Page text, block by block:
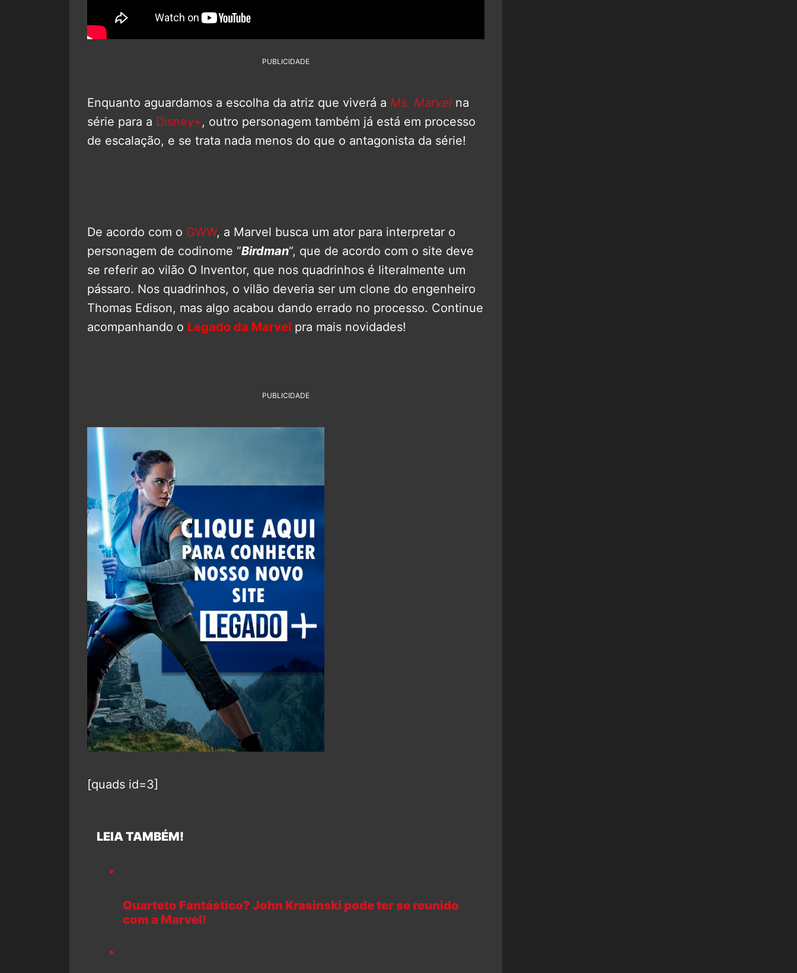
PUBLICIDADE
Enquanto aguardamos a escolha da atriz que viverá a Ms. Marvel na
série para a Disney+, outro personagem também já está em processo
de escalação, e se trata nada menos do que o antagonista da série!
De acordo com o GWW, a Marvel busca um ator para interpretar o
personagem de codinome “Birdman“, que de acordo com o site deve
se referir ao vilão O Inventor, que nos quadrinhos é literalmente um
pássaro. Nos quadrinhos, o vilão deveria ser um clone do engenheiro
Thomas Edison, mas algo acabou dando errado no processo. Continue
acompanhando o Legado da Marvel pra mais novidades!
PUBLICIDADE
[quads id=3]
LEIA TAMBÉM!
Quarteto Fantástico? John Krasinski pode ter se reunido
com a Marvel!